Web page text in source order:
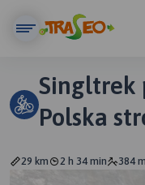
Singltrek
Polska
29 km 2 h 34 min 384 m